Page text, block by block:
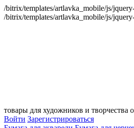
/bitrix/templates/artlavka_mobile/js/
/bitrix/templates/artlavka_mobile/js/
товары для художников и творчества
Войти Зарегистрироваться